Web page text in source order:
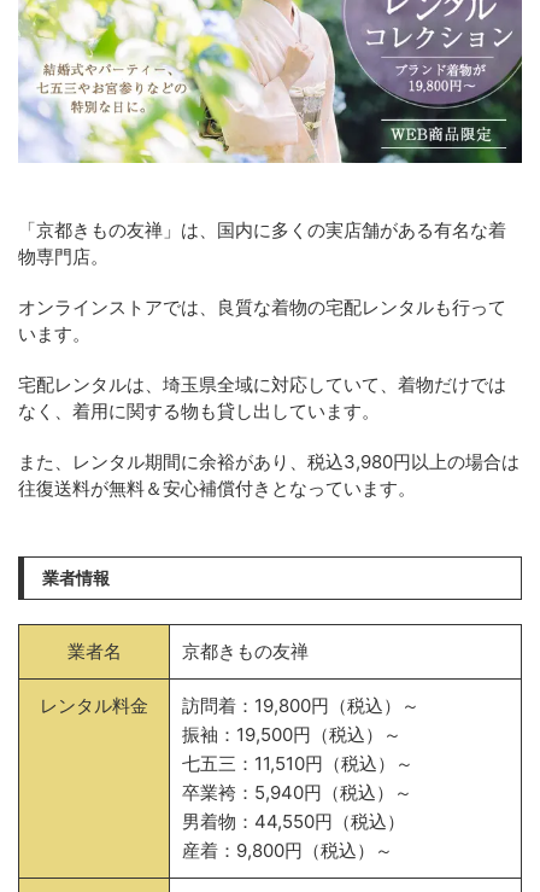
「京都きもの友禅」は、国内に多くの実店舗がある有名な着
物専門店。
オンラインストアでは、良質な着物の宅配レンタルも行って
います。
宅配レンタルは、埼玉県全域に対応していて、着物だけでは
なく、着用に関する物も貸し出しています。
また、レンタル期間に余裕があり、税込3,980円以上の場合は
往復送料が無料＆安心補償付きとなっています。
業者情報
業者名 京都きもの友禅
レンタル料金
訪問着：19,800円（税込）～
振袖：19,500円（税込）～
七五三：11,510円（税込）～
卒業袴：5,940円（税込）～
男着物：44,550円（税込）
産着：9,800円（税込）～